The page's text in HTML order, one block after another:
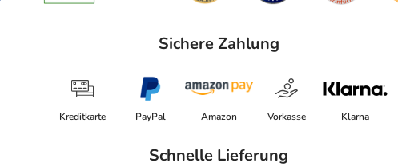
Sichere Zahlung
Kreditkarte PayPal Amazon Vorkasse Klarna
Schnelle Lieferung